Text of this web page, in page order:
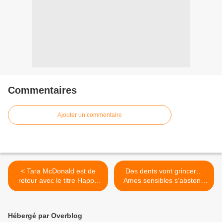
Commentaires
Ajouter un commentaire
< Tara McDonald est de
retour avec le titre Happy
Hour !
Des dents vont grincer…
Ames sensibles s’abstenir
Lindemann clame Praise
Hébergé par Overblog